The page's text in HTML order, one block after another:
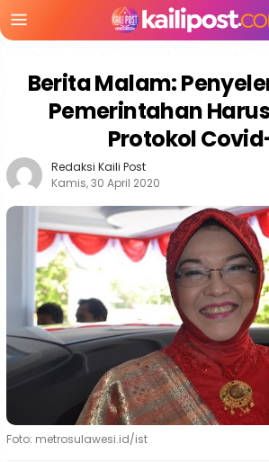
Mobile
Berita Malam:
Pemerintahan
Protokol
Redaksi Kaili Post
Kamis, 30 April 2020
Foto: metrosulawesi.id/ist